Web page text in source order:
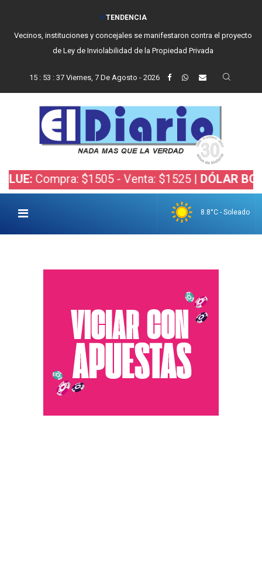
TENDENCIA
Vecinos, instituciones y concejales se manifestaron contra el proyecto
de Ley de Inviolabilidad de la Propiedad Privada
15: 53 : 38 Viernes, 7 De Agosto - 2026
$1505 - Venta: $1525 |DÓLAR BOLSA:
8.8°C - Soleado